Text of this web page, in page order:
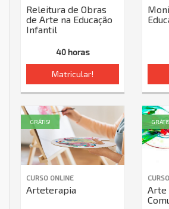
Releitura de Obras
de Arte na Educação
Infantil
40 horas
Matricular!
CURSO ONLINE
Arteterapia
GRÁTIS!
Arte